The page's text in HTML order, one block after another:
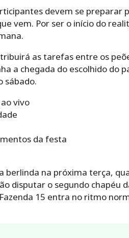
devem se preparar
vem. Por ser o início do
as tarefas entre os
a chegada do escolhido do
sábado.
vivo
da festa
berlinda na próxima terça,
disputar o segundo chapéu
15 entra no ritmo